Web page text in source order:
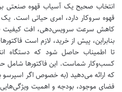
انتخاب صحیح یک آسیاب قهوه صنعتی
قهوه سروکار دارد، امری حیاتی است.
کاهش سرعت سرویس‌دهی، افت کیفیت
بنابراین، پیش از خرید، لازم است
تا اطمیناب حاصل شود که دستگاه
کسب‌وکار شماست. این فاکتورها شامل
که ارائه می‌دهید (به خصوص اگر
فضای موجود، بودجه و اهمیت ویژگی‌هایی